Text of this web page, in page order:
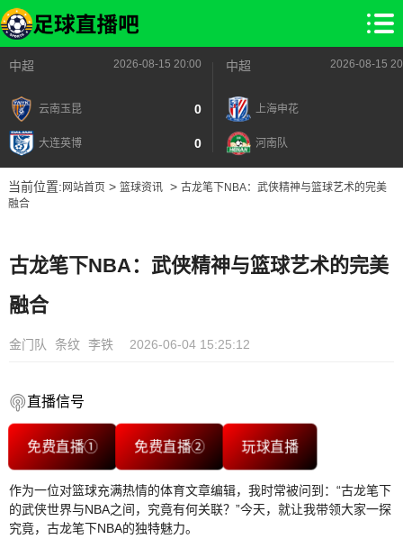
中超 2026-08-15 20:00
云南玉昆 0
大连英博 0
中超 2026-08-15
上海申花
河南队
当前位置: 网站首页> 篮球资讯> 古龙笔下NBA：武侠精神与篮球艺术的完美
融合
古龙笔下NBA：武侠精神与篮球艺术的完美
融合
金门队 条纹 李铁 2026-06-04 15:25:12
直播信号
免费直播① 免费直播② 玩球直播
作为一位对篮球充满热情的体育文章编辑，我时常被问到：“古龙笔下
的武侠世界与NBA之间，究竟有何关联？”今天，就让我带领大家一探
究竟，古龙笔下NBA的独特魅力。